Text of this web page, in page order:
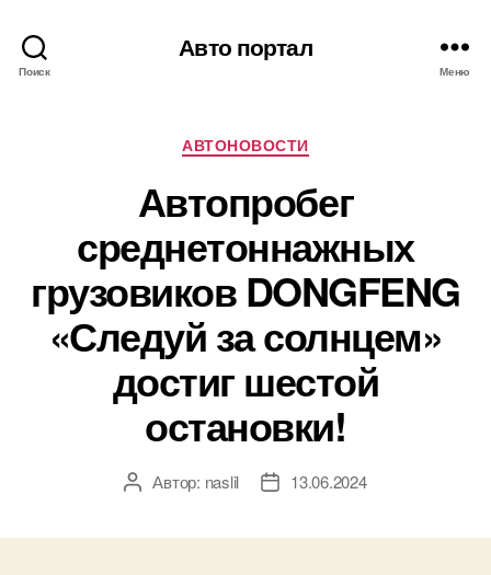
Поиск
Авто портал
Меню
Рубрики
АВТОНОВОСТИ
Автопробег
среднетоннажных
грузовиков DONGFENG
«Следуй за солнцем»
достиг шестой
остановки!
АвторАвтор: naslil
Дата13.06.2024